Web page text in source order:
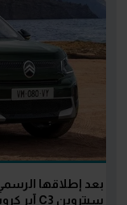
سيتروين C3 آير كروس بالسوق المصري